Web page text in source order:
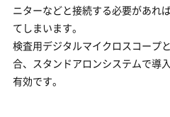
ニターなどと接続する必要があれ
てしまいます。
検査用デジタルマイクロスコープ
合、スタンドアロンシステムで導
有効です。